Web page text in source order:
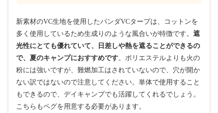
新素材のVC生地を使用したパンダVCタープは、コットンを
多く使用しているため生成りのような風合いが特徴です。 遮
光性にとても優れていて、日差しや熱を遮ることができるの
で、夏のキャンプにおすすめです。ポリエステルよりも火の
粉には強いですが、難燃加工はされていないので、穴が開か
ない訳ではないので注意してください。単体で使用すること
もできるので、デイキャンプでも活躍してくれるでしょう。
こちらもペグを用意する必要があります。